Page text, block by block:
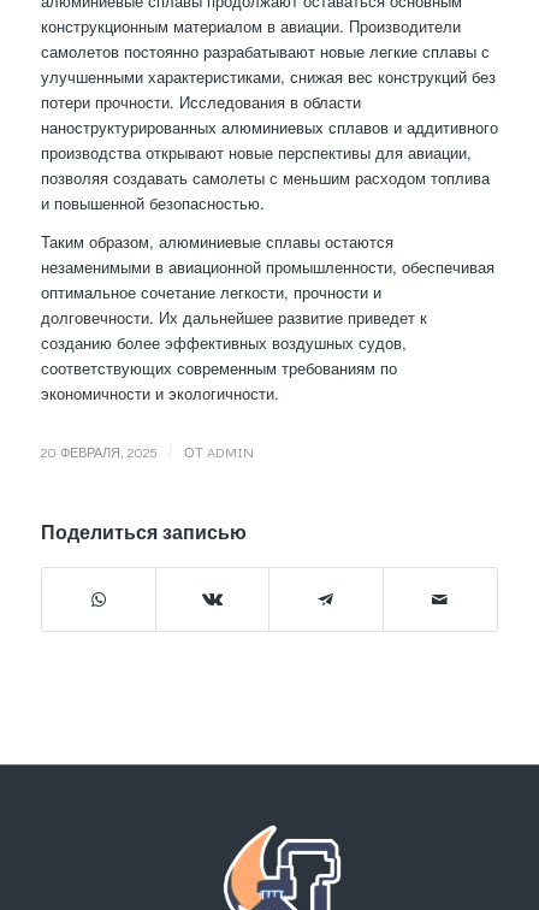
конструкционным материалом в авиации. Производители
самолетов постоянно разрабатывают новые легкие сплавы с
улучшенными характеристиками, снижая вес конструкций без
потери прочности. Исследования в области
наноструктурированных алюминиевых сплавов и аддитивного
производства открывают новые перспективы для авиации,
позволяя создавать самолеты с меньшим расходом топлива
и повышенной безопасностью.
Таким образом, алюминиевые сплавы остаются
незаменимыми в авиационной промышленности, обеспечивая
оптимальное сочетание легкости, прочности и
долговечности. Их дальнейшее развитие приведет к
созданию более эффективных воздушных судов,
соответствующих современным требованиям по
экономичности и экологичности.
20 ФЕВРАЛЯ, 2025 ОТ ADMIN
Поделиться записью